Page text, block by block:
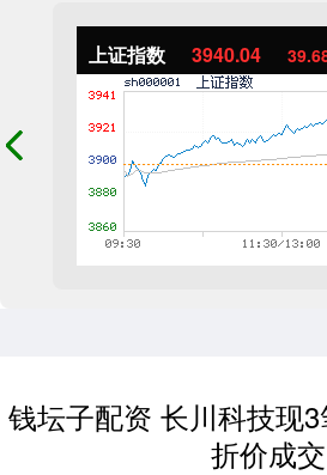
上证指数 3940.04
钱坛子配资 长川科技现
折价成交